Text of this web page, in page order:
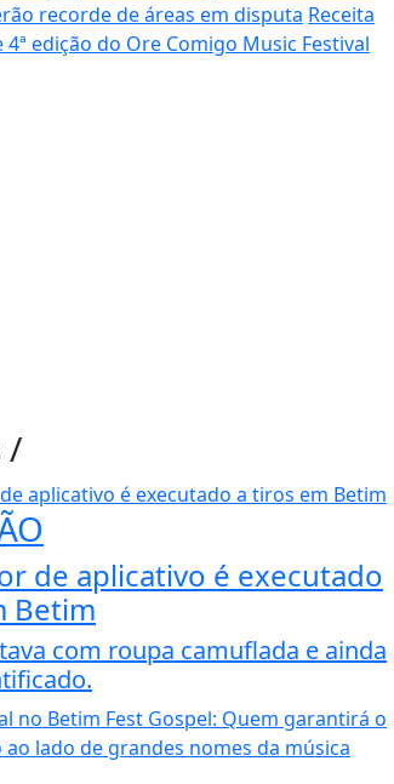
recorde de áreas em disputa Receita
4ª edição do Ore Comigo Music Festival
/
de aplicativo é executado
Betim
com roupa camuflada e ainda